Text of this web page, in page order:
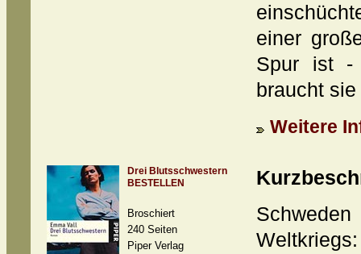
einer
Spur ist -
braucht
Weitere
Drei Blutsschwestern
BESTELLEN
Broschiert
240 Seiten
Piper Verlag